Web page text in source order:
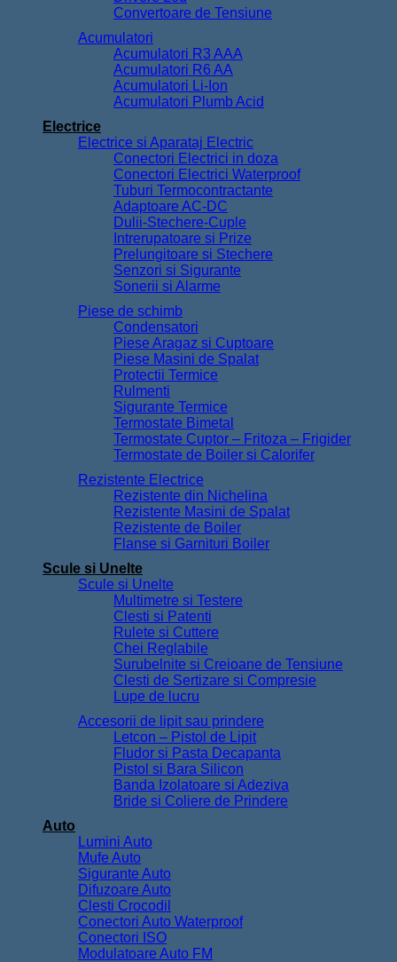
Convertoare de Tensiune
Acumulatori
Acumulatori R3 AAA
Acumulatori R6 AA
Acumulatori Li-Ion
Acumulatori Plumb Acid
Electrice
Electrice si Aparataj Electric
Conectori Electrici in doza
Conectori Electrici Waterproof
Tuburi Termocontractante
Adaptoare AC-DC
Dulii-Stechere-Cuple
Intrerupatoare si Prize
Prelungitoare si Stechere
Senzori si Sigurante
Sonerii si Alarme
Piese de schimb
Condensatori
Piese Aragaz si Cuptoare
Piese Masini de Spalat
Protectii Termice
Rulmenti
Sigurante Termice
Termostate Bimetal
Termostate Cuptor – Fritoza – Frigider
Termostate de Boiler si Calorifer
Rezistente Electrice
Rezistente din Nichelina
Rezistente Masini de Spalat
Rezistente de Boiler
Flanse si Garnituri Boiler
Scule si Unelte
Scule si Unelte
Multimetre si Testere
Clesti si Patenti
Rulete si Cuttere
Chei Reglabile
Surubelnite si Creioane de Tensiune
Clesti de Sertizare si Compresie
Lupe de lucru
Accesorii de lipit sau prindere
Letcon – Pistol de Lipit
Fludor si Pasta Decapanta
Pistol si Bara Silicon
Banda Izolatoare si Adeziva
Bride si Coliere de Prindere
Auto
Lumini Auto
Mufe Auto
Sigurante Auto
Difuzoare Auto
Clesti Crocodil
Conectori Auto Waterproof
Conectori ISO
Modulatoare Auto FM